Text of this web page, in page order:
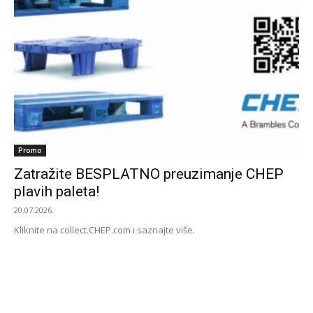
Promo
Zatražite BESPLATNO preuzimanje CHEP
plavih paleta!
20.07.2026.
Kliknite na collect.CHEP.com i saznajte više.